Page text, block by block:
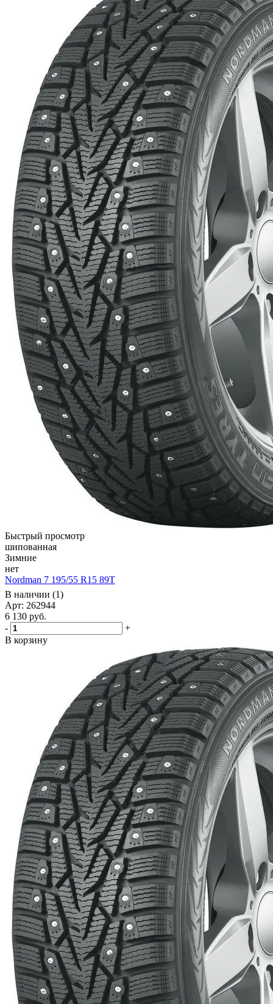
Быстрый просмотр
шипованная
Зимние
нет
Nordman 7 195/55 R15 89T
В наличии (1)
Арт: 262944
6 130 руб.
-
+
В корзину